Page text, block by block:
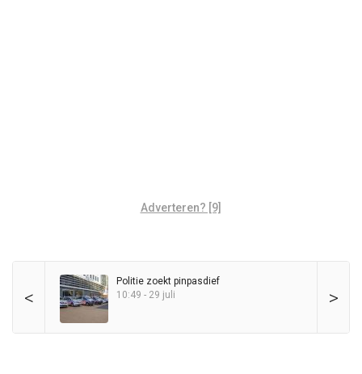
Adverteren? [9]
< >
Politie zoekt pinpasdief
10:49 - 29 juli